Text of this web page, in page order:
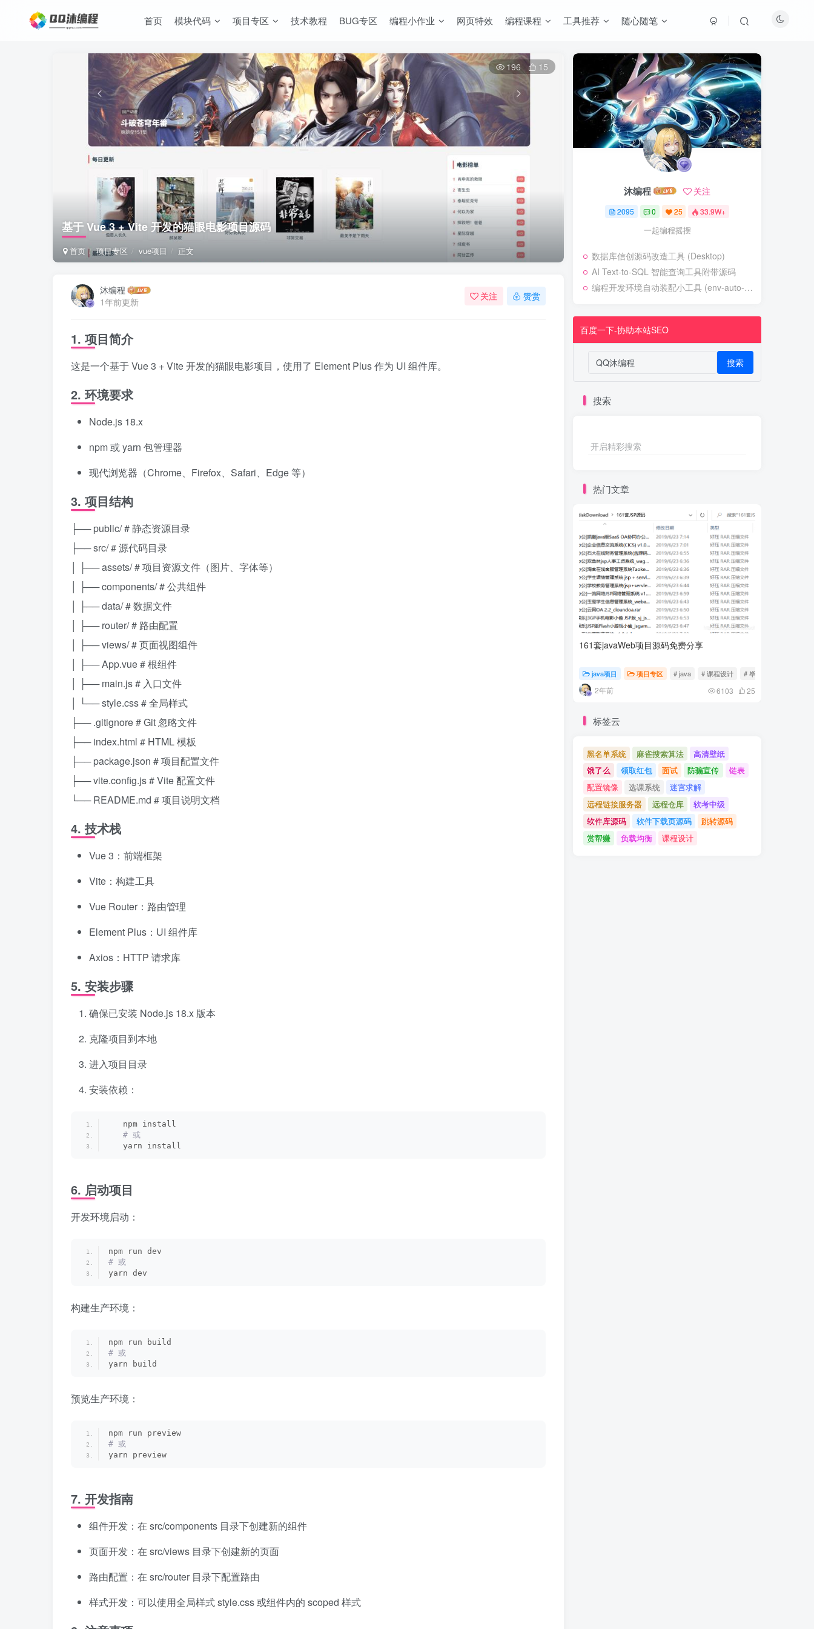
首页 模块代码 项目专区 技术教程 BUG专区 编程小作业 网页特效 编程课程 工具推荐 随心随笔
基于 Vue 3 + Vite 开发的猫眼电影项目源码
首页 项目专区 vue项目 正文
196 15
沐编程
1年前更新
关注 赞赏
1. 项目简介
这是一个基于 Vue 3 + Vite 开发的猫眼电影项目，使用了 Element Plus 作为 UI 组件库。
2. 环境要求
Node.js 18.x
npm 或 yarn 包管理器
现代浏览器（Chrome、Firefox、Safari、Edge 等）
3. 项目结构
├── public/ # 静态资源目录
├── src/ # 源代码目录
│ ├── assets/ # 项目资源文件（图片、字体等）
│ ├── components/ # 公共组件
│ ├── data/ # 数据文件
│ ├── router/ # 路由配置
│ ├── views/ # 页面视图组件
│ ├── App.vue # 根组件
│ ├── main.js # 入口文件
│ └── style.css # 全局样式
├── .gitignore # Git 忽略文件
├── index.html # HTML 模板
├── package.json # 项目配置文件
├── vite.config.js # Vite 配置文件
└── README.md # 项目说明文档
4. 技术栈
Vue 3：前端框架
Vite：构建工具
Vue Router：路由管理
Element Plus：UI 组件库
Axios：HTTP 请求库
5. 安装步骤
确保已安装 Node.js 18.x 版本
克隆项目到本地
进入项目目录
安装依赖：
   npm install
# 或
   yarn install
6. 启动项目
开发环境启动：
npm run dev
# 或
yarn dev
构建生产环境：
npm run build
# 或
yarn build
预览生产环境：
npm run preview
# 或
yarn preview
7. 开发指南
组件开发：在 src/components 目录下创建新的组件
页面开发：在 src/views 目录下创建新的页面
路由配置：在 src/router 目录下配置路由
样式开发：可以使用全局样式 style.css 或组件内的 scoped 样式
沐编程 关注
2095 0 25 33.9W+
一起编程摇摆
数据库信创源码改造工具 (Desktop)
AI Text-to-SQL 智能查询工具附带源码
编程开发环境自动装配小工具 (env-auto-setup)
百度一下-协助本站SEO
搜索
搜索
开启精彩搜索
热门文章
161套javaWeb项目源码免费分享
java项目 项目专区 # java # 课程设计 # 毕业设计
2年前 6103 25
标签云
黑名单系统 麻雀搜索算法
高清壁纸
饿了么
领取红包 面试 防骗宣传
链表
配置镜像
选课系统
迷宫求解
远程链接服务器
远程仓库
软考中级
软件库源码
软件下载页源码
跳转源码
赏帮赚
负载均衡 课程设计